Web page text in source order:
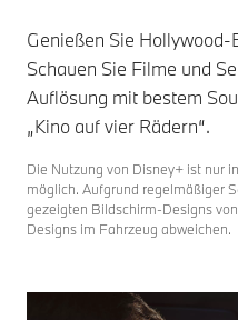
Genießen Sie
Schauen Sie Filme und
Auflösung mit bestem
„Kino auf vier Rädern“.
Die Nutzung von Disney+ ist nur
möglich. Aufgrund regelmäßiger
gezeigten Bildschirm-Designs
Designs im Fahrzeug abweichen.